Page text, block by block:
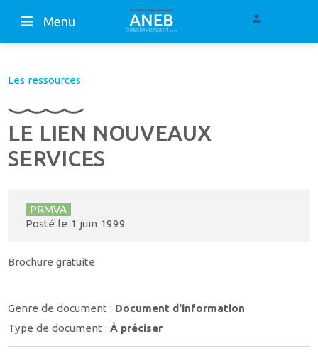
Menu
Les ressources
LE LIEN NOUVEAUX
SERVICES
PRMVA
Posté le 1 juin 1999
Brochure gratuite
Genre de document : Document d'information
Type de document :À préciser